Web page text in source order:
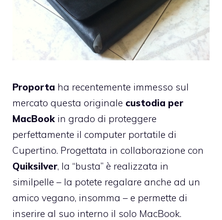
Proporta ha recentemente immesso sul
mercato questa originale custodia per
MacBook in grado di proteggere
perfettamente il computer portatile di
Cupertino. Progettata in collaborazione con
Quiksilver, la “busta” è realizzata in
similpelle – la potete regalare anche ad un
amico vegano, insomma – e permette di
inserire al suo interno il solo MacBook.